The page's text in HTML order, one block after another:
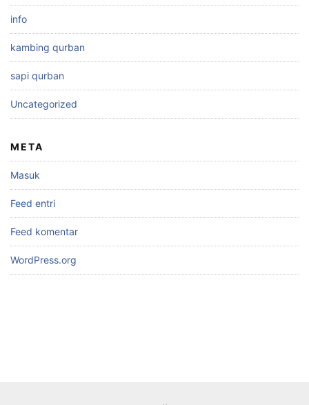
info
kambing qurban
sapi qurban
Uncategorized
META
Masuk
Feed entri
Feed komentar
WordPress.org